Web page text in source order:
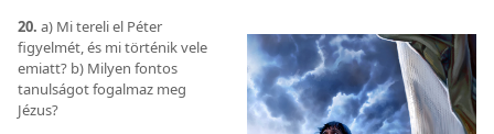
20. a) Mi tereli el Péter
figyelmét, és mi történik vele
emiatt? b) Milyen fontos
tanulságot fogalmaz meg
Jézus?